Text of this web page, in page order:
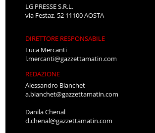
LG PRESSE S.R.L.
via Festaz, 52 11100 AOSTA
DIRETTORE RESPONSABILE
Luca Mercanti
l.mercanti@gazzettamatin.com
REDAZIONE
Alessandro Bianchet
a.bianchet@gazzettamatin.com
Danila Chenal
d.chenal@gazzettamatin.com